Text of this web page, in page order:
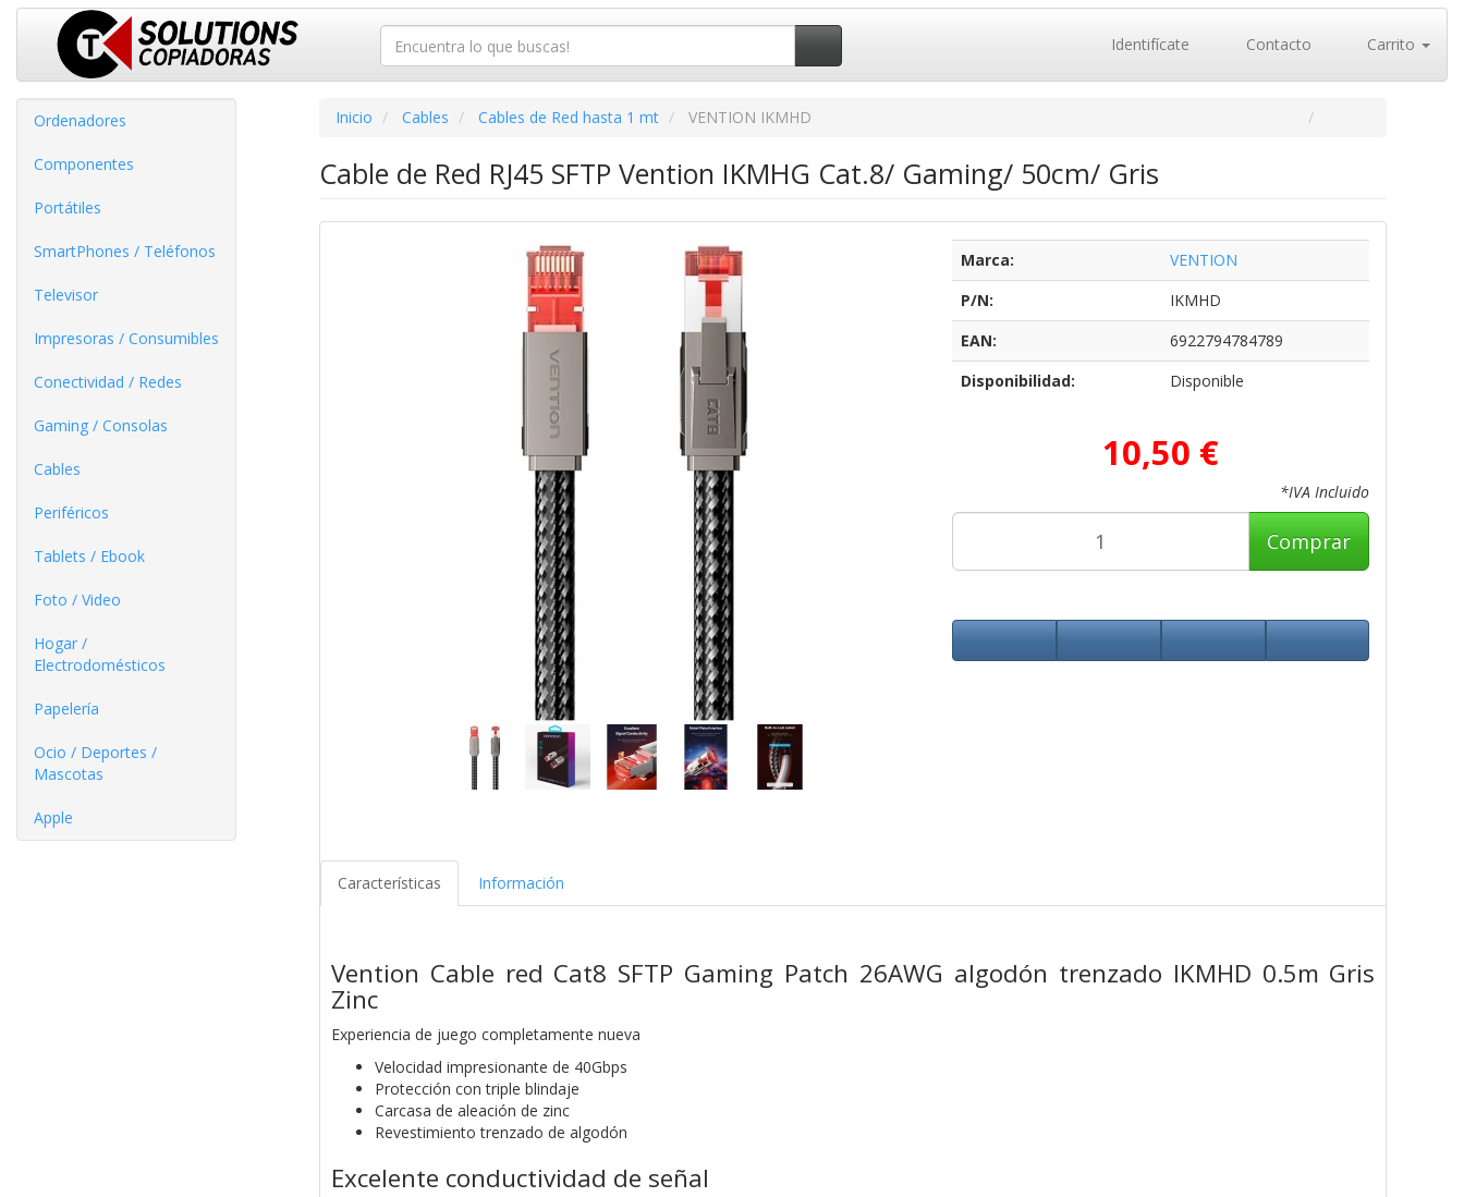
Identifícate Contacto Carrito
Ordenadores
Componentes
Portátiles
SmartPhones / Teléfonos
Televisor
Impresoras / Consumibles
Conectividad / Redes
Gaming / Consolas
Cables
Periféricos
Tablets / Ebook
Foto / Video
Hogar /
Electrodomésticos
Papelería
Ocio / Deportes /
Mascotas
Apple
Inicio Cables Cables de Red hasta 1 mt VENTION IKMHD
Cable de Red RJ45 SFTP Vention IKMHG Cat.8/ Gaming/ 50cm/ Gris
Marca:
VENTION
P/N:
IKMHD
EAN:
6922794784789
Disponibilidad:
Disponible
10,50 €
*IVA Incluido
Comprar
Características Información
Vention Cable red Cat8 SFTP Gaming Patch 26AWG algodón trenzado IKMHD 0.5m Gris
Zinc
Experiencia de juego completamente nueva
Velocidad impresionante de 40Gbps
Protección con triple blindaje
Carcasa de aleación de zinc
Revestimiento trenzado de algodón
Excelente conductividad de señal